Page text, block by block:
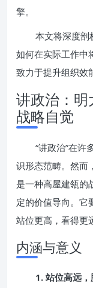
擎。
本文将深度剖
如何在实际工作中
致力于提升组织效
讲政治：明
战略自觉
“讲政治”在许
识形态范畴。然而
是一种高屋建瓴的
定的价值导向。它
站位更高，看得更
内涵与意义
1. 站位高远，